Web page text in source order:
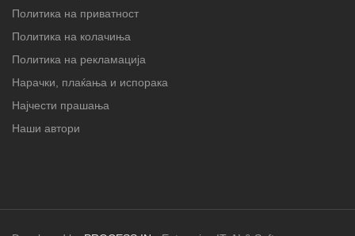
Политика на приватност
Политика на колачиња
Политика на рекламација
Нарачки, плаќања и испорака
Најчести прашања
Наши автори